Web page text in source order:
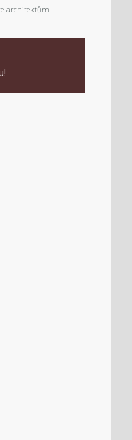
architektům